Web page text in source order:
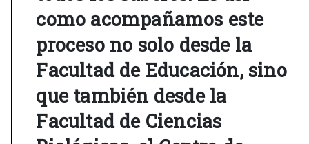
como acompañamos este
proceso no solo desde la
Facultad de Educación, sino
que también desde la
Facultad de Ciencias